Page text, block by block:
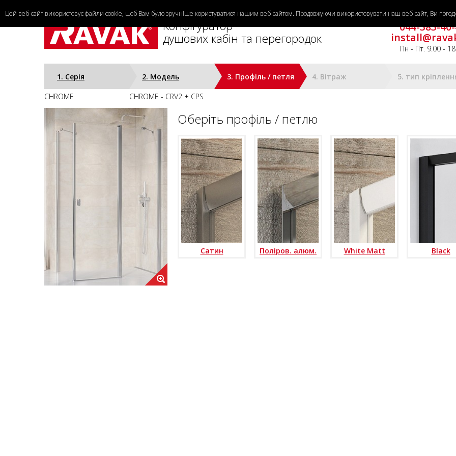
Конфігуратор
душових кабін та перегородок
Потрібна
044-383-
Пн - Пт. 9.00 -
1. Cерія
CHROME
2. Модель
CHROME - CRV2 + CPS
3. Профіль / петля 4. Вітраж 5. тип
Оберіть профіль / петлю
Сатин Поліров. алюм. White Matt Black
Цей веб-сайт використовує файли cookie, щоб Вам було зручніше користуватися нашим веб-сайтом. Продовжуючи використовувати наш веб-сайт, Ви